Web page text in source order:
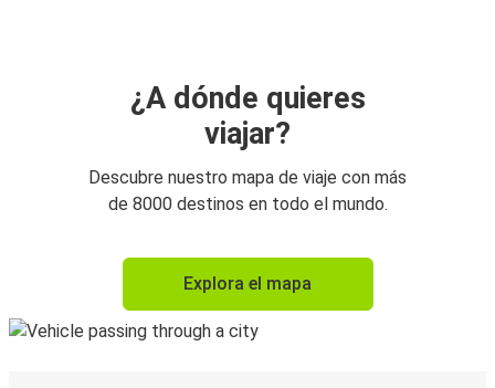
¿A dónde quieres
viajar?
Descubre nuestro mapa de viaje con más
de 8000 destinos en todo el mundo.
Explora el mapa